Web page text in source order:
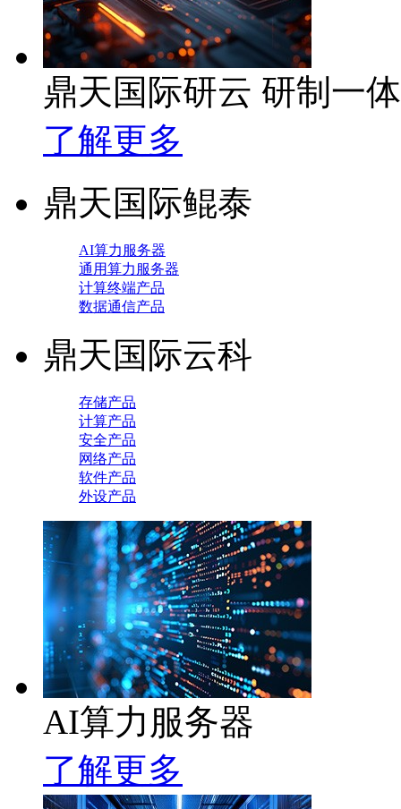
鼎天国际研云 研制一
了解更多
鼎天国际鲲泰
AI算力服务器
通用算力服务器
计算终端产品
数据通信产品
鼎天国际云科
存储产品
计算产品
安全产品
网络产品
软件产品
外设产品
AI算力服务器
了解更多